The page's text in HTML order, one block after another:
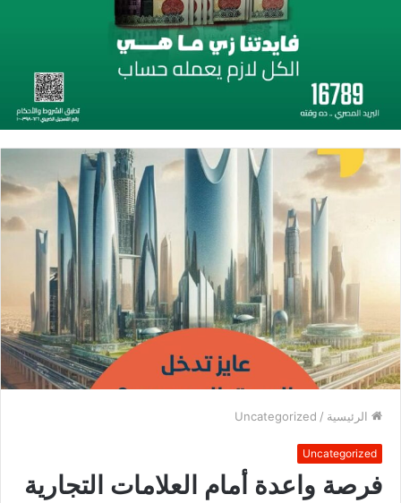
الرئيسية /
Uncategorized
Uncategorized
فرصة واعدة أمام العلامات التجارية